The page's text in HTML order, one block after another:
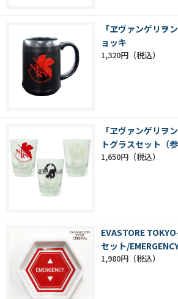
「ヱヴァンゲリヲ
ョッキ
1,320円
「ヱヴァンゲリヲ
トグラスセット（参
1,650円
EVASTORE
セット/
1,980円